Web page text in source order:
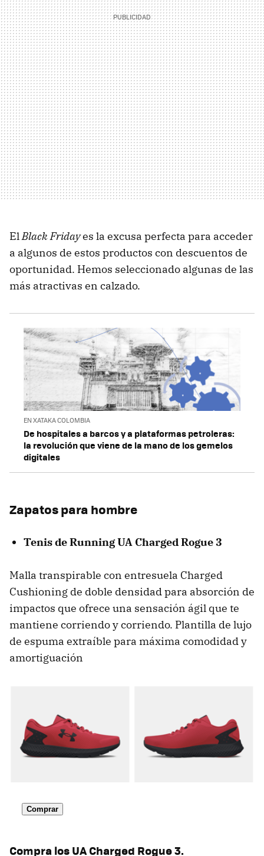
ElBlack Fridayes la excusa perfecta para acceder
a algunos de estos productos con descuentos de
oportunidad. Hemos seleccionado algunas de las
más atractivas en calzado.
EN XATAKA COLOMBIA
De hospitales a barcos y a plataformas petroleras:
la revolución que viene de la mano de los gemelos
digitales
Zapatos para hombre
Tenis de Running UA Charged Rogue 3
Malla transpirable con entresuela Charged
Cushioning de doble densidad para absorción de
impactos que ofrece una sensación ágil que te
mantiene corriendo y corriendo. Plantilla de lujo
de espuma extraíble para máxima comodidad y
amortiguación
Comprar
Compra los UA Charged Rogue 3.